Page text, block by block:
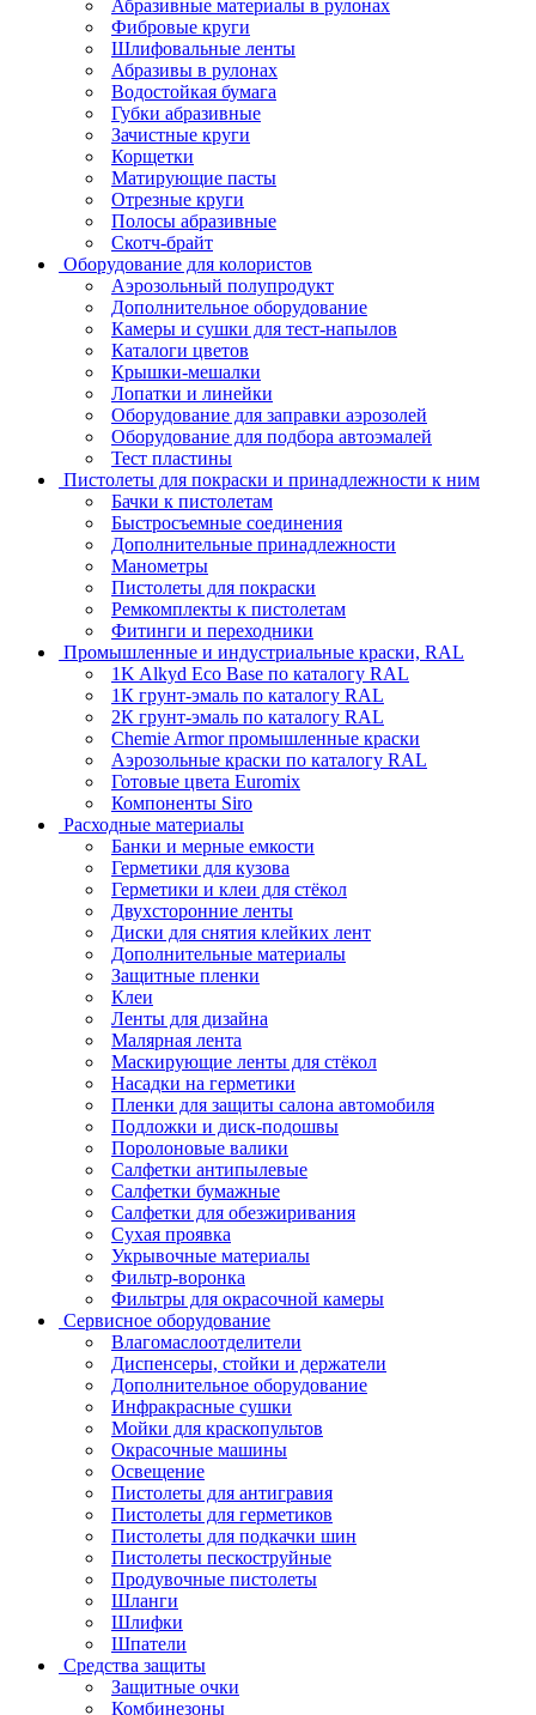
Абразивные материалы в рулонах
Фибровые круги
Шлифовальные ленты
Абразивы в рулонах
Водостойкая бумага
Губки абразивные
Зачистные круги
Корщетки
Матирующие пасты
Отрезные круги
Полосы абразивные
Скотч-брайт
Оборудование для колористов
Аэрозольный полупродукт
Дополнительное оборудование
Камеры и сушки для тест-напылов
Каталоги цветов
Крышки-мешалки
Лопатки и линейки
Оборудование для заправки аэрозолей
Оборудование для подбора автоэмалей
Тест пластины
Пистолеты для покраски и принадлежности к ним
Бачки к пистолетам
Быстросъемные соединения
Дополнительные принадлежности
Манометры
Пистолеты для покраски
Ремкомплекты к пистолетам
Фитинги и переходники
Промышленные и индустриальные краски, RAL
1K Alkyd Eco Base по каталогу RAL
1К грунт-эмаль по каталогу RAL
2К грунт-эмаль по каталогу RAL
Chemie Armor промышленные краски
Аэрозольные краски по каталогу RAL
Готовые цвета Euromix
Компоненты Siro
Расходные материалы
Банки и мерные емкости
Герметики для кузова
Герметики и клеи для стёкол
Двухсторонние ленты
Диски для снятия клейких лент
Дополнительные материалы
Защитные пленки
Клеи
Ленты для дизайна
Малярная лента
Маскирующие ленты для стёкол
Насадки на герметики
Пленки для защиты салона автомобиля
Подложки и диск-подошвы
Поролоновые валики
Салфетки антипылевые
Салфетки бумажные
Салфетки для обезжиривания
Сухая проявка
Укрывочные материалы
Фильтр-воронка
Фильтры для окрасочной камеры
Сервисное оборудование
Влагомаслоотделители
Диспенсеры, стойки и держатели
Дополнительное оборудование
Инфракрасные сушки
Мойки для краскопультов
Окрасочные машины
Освещение
Пистолеты для антигравия
Пистолеты для герметиков
Пистолеты для подкачки шин
Пистолеты пескоструйные
Продувочные пистолеты
Шланги
Шлифки
Шпатели
Средства защиты
Защитные очки
Комбинезоны